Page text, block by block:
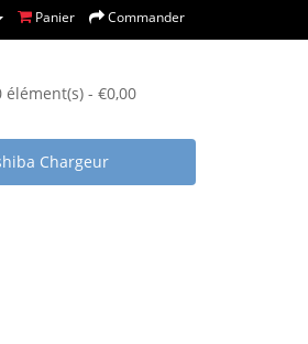
Panier Commander
élément(s) - €0,00
Chargeur